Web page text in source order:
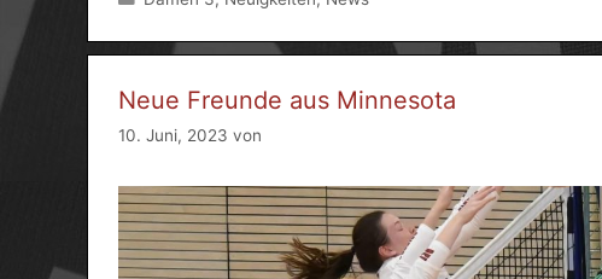
Neue Freunde aus Minnesota
10. Juni, 2023 von